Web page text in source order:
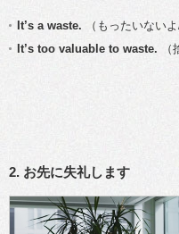
It’s a waste. （もったいないよ
It’s too valuable to waste. （
2. お先に失礼します